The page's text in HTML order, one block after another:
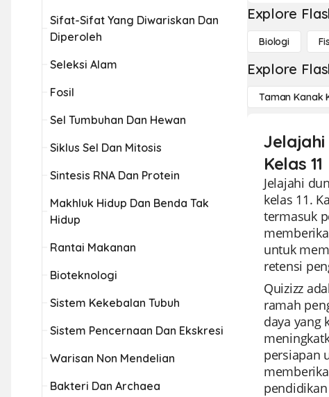
Sifat-Sifat Yang Diwariskan Dan
Diperoleh
Seleksi Alam
Fosil
Sel Tumbuhan Dan Hewan
Siklus Sel Dan Mitosis
Sintesis RNA Dan Protein
Makhluk Hidup Dan Benda Tak
Hidup
Rantai Makanan
Bioteknologi
Sistem Kekebalan Tubuh
Sistem Pencernaan Dan Ekskresi
Warisan Non Mendelian
Bakteri Dan Archaea
Explore
Biologi
Explore
Taman Kanak
Kelas 11
Jelajahi
kelas 11.
termasuk
untuk
retensi
Quizizz
ramah
daya yang
persiapan